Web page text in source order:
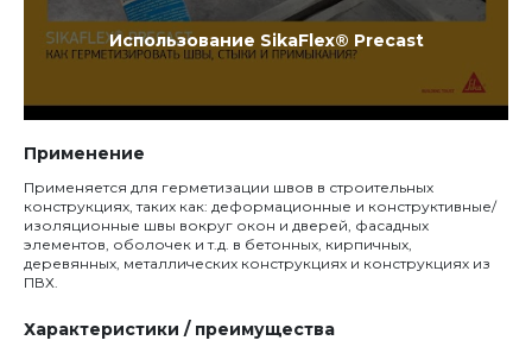
Использование SikaFlex® Precast
Применение
Применяется для герметизации швов в строительных
конструкциях, таких как: деформационные и конструктивные/
изоляционные швы вокруг окон и дверей, фасадных
элементов, оболочек и т.д. в бетонных, кирпичных,
деревянных, металлических конструкциях и конструкциях из
ПВХ.
Характеристики / преимущества